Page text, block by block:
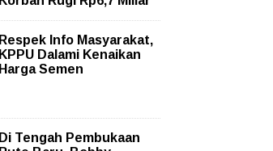
Respek Info Masyarakat,
KPPU Dalami Kenaikan
Harga Semen
Di Tengah Pembukaan